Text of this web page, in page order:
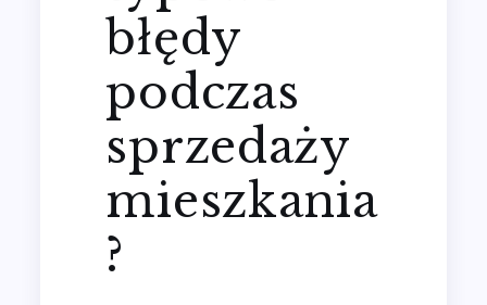
błędy
podczas
sprzedaży
mieszkania
?